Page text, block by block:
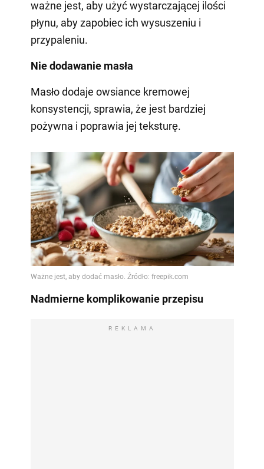
ważne jest, aby użyć wystarczającej ilości
płynu, aby zapobiec ich wysuszeniu i
przypaleniu.
Nie dodawanie masła
Masło dodaje owsiance kremowej
konsystencji, sprawia, że jest bardziej
pożywna i poprawia jej teksturę.
Nadmierne komplikowanie przepisu
REKLAMA